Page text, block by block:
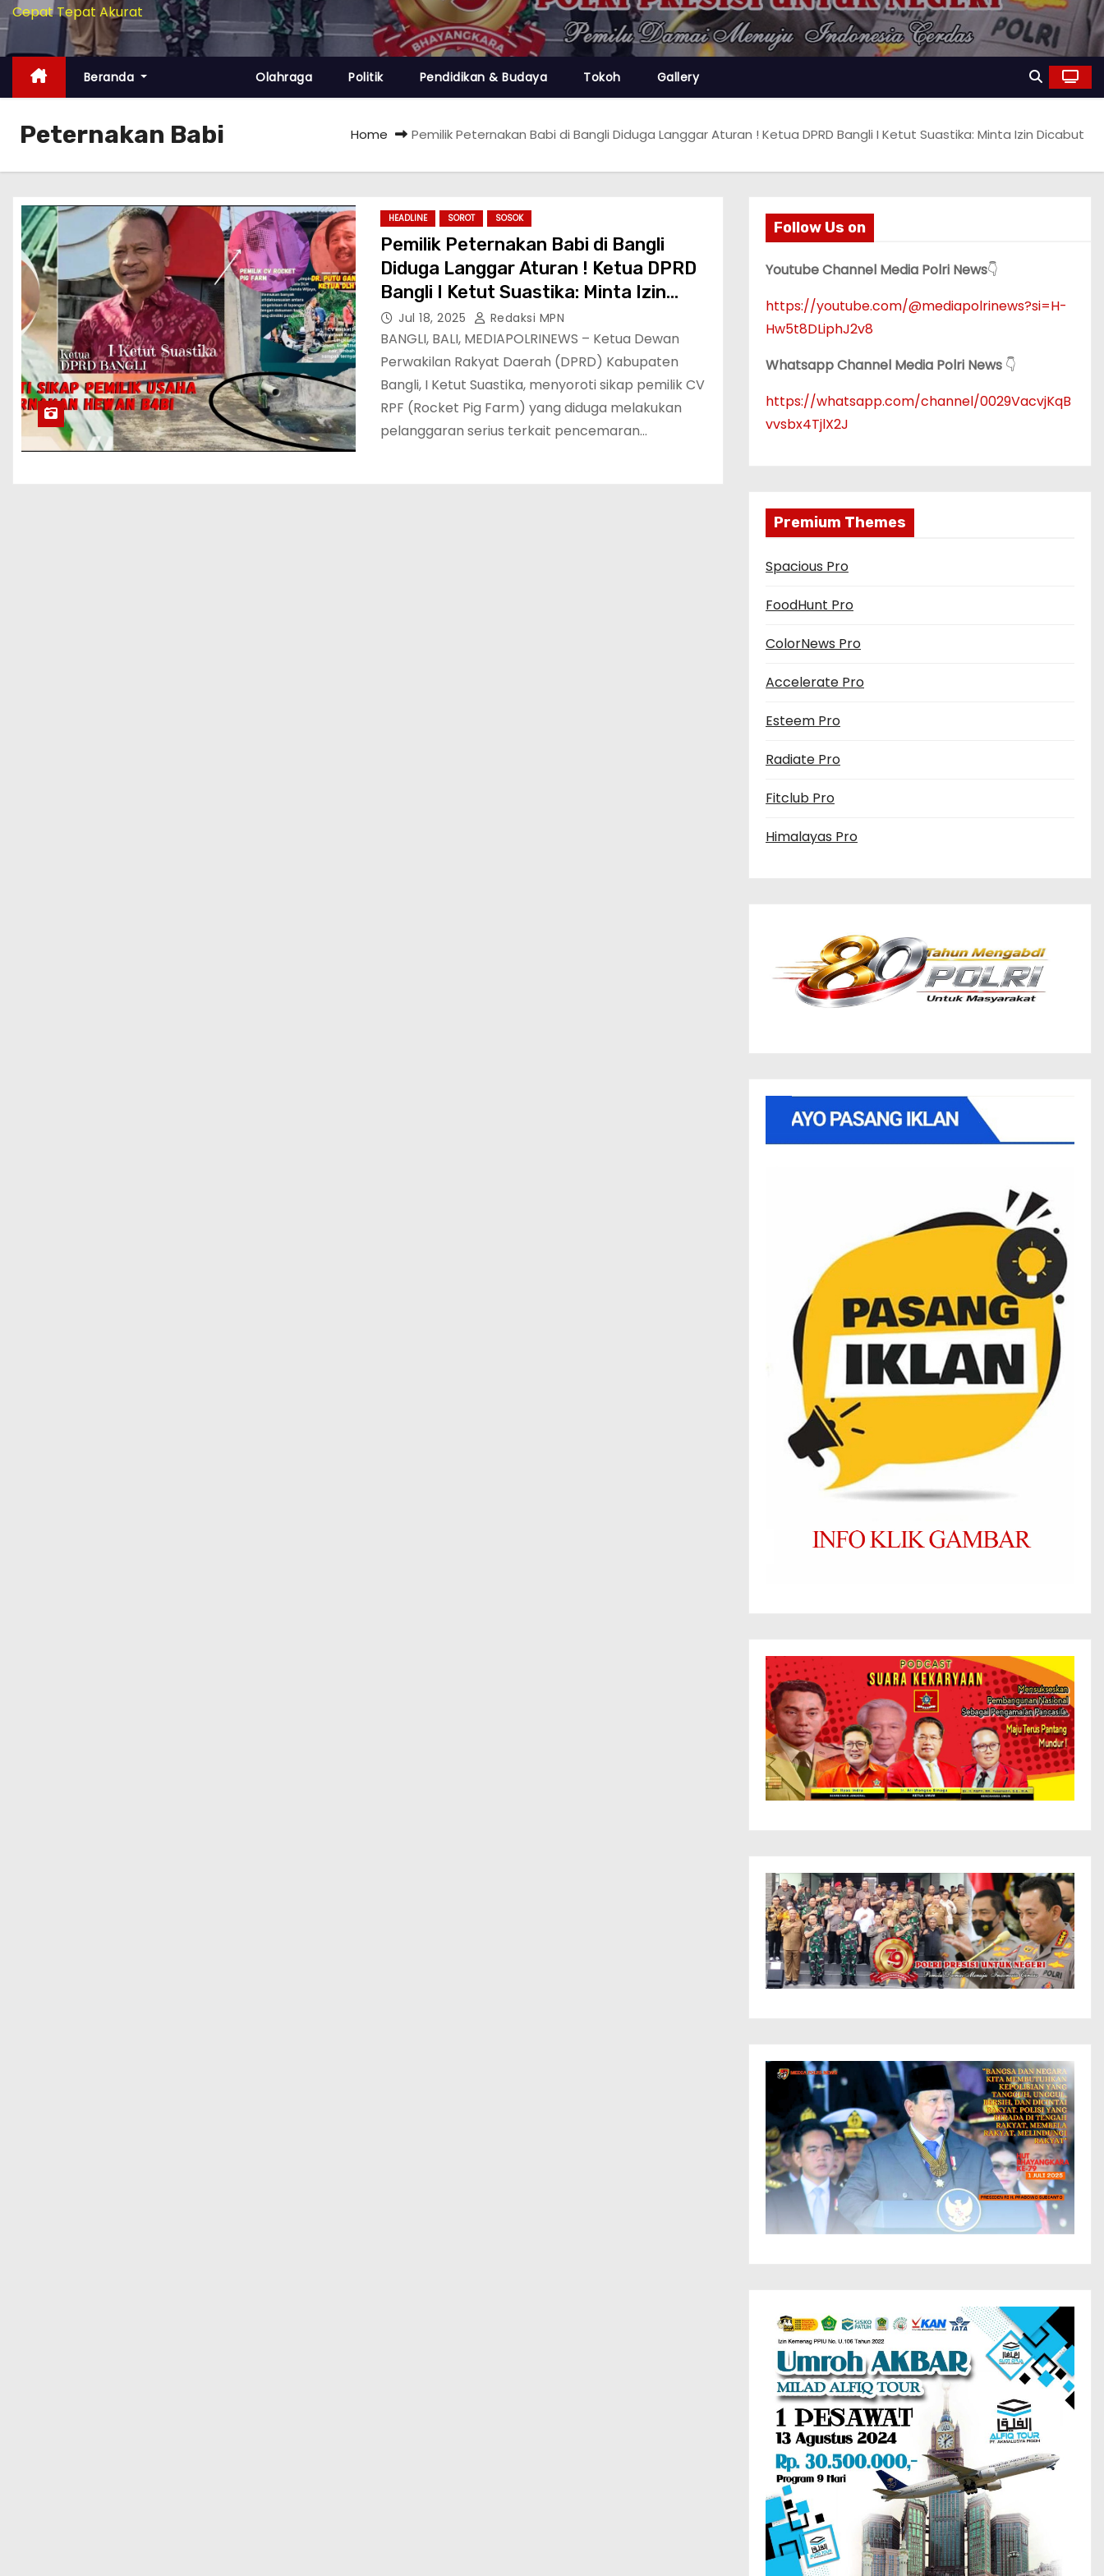
Cepat Tepat Akurat
Beranda Olahraga Politik Pendidikan & Budaya Tokoh Gallery
Peternakan Babi Home Pemilik Peternakan Babi di Bangli Diduga Langgar Aturan ! Ketua DPRD Bangli I Ketut Suastika: Minta Izin Dicabut
HEADLINE SOROT SOSOK
Pemilik Peternakan Babi di Bangli
Diduga Langgar Aturan ! Ketua DPRD
Bangli I Ketut Suastika: Minta Izin
Dicabut
Jul 18, 2025 Redaksi MPN
‎‎BANGLI, BALI, MEDIAPOLRINEWS – Ketua Dewan
Perwakilan Rakyat Daerah (DPRD) Kabupaten
Bangli, I Ketut Suastika, menyoroti sikap pemilik CV
RPF (Rocket Pig Farm) yang diduga melakukan
pelanggaran serius terkait pencemaran…
Follow Us on
Youtube Channel Media Polri News👇
https://youtube.com/@mediapolrinews?si=H-
Hw5t8DLiphJ2v8
Whatsapp Channel Media Polri News 👇
https://whatsapp.com/channel/0029VacvjKqB
vvsbx4TjlX2J
Premium Themes
Spacious Pro
FoodHunt Pro
ColorNews Pro
Accelerate Pro
Esteem Pro
Radiate Pro
Fitclub Pro
Himalayas Pro